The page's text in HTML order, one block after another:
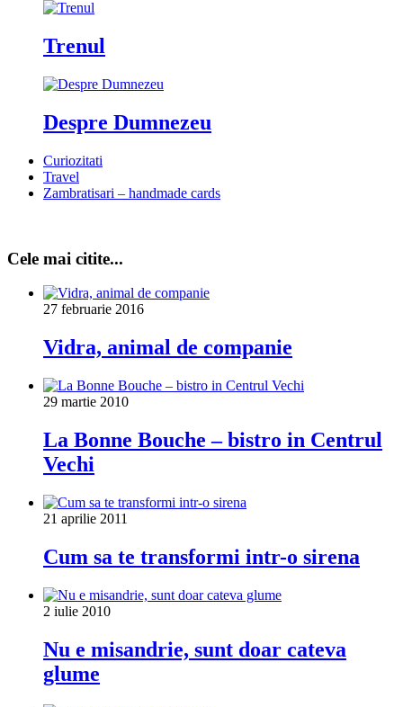
Trenul
Despre Dumnezeu
Curiozitati
Travel
Zambratisari – handmade cards
Cele mai citite...
27 februarie 2016
Vidra, animal de companie
29 martie 2010
La Bonne Bouche – bistro in Centrul
Vechi
21 aprilie 2011
Cum sa te transformi intr-o sirena
2 iulie 2010
Nu e misandrie, sunt doar cateva
glume